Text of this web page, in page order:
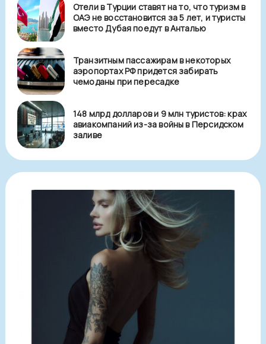
Отели в Турции ставят на то, что туризм в
ОАЭ не восстановится за 5 лет, и туристы
вместо Дубая поедут в Анталью
Транзитным пассажирам в некоторых
аэропортах РФ придется забирать
чемоданы при пересадке
148 млрд долларов и 9 млн туристов: крах
авиакомпаний из-за войны в Персидском
заливе